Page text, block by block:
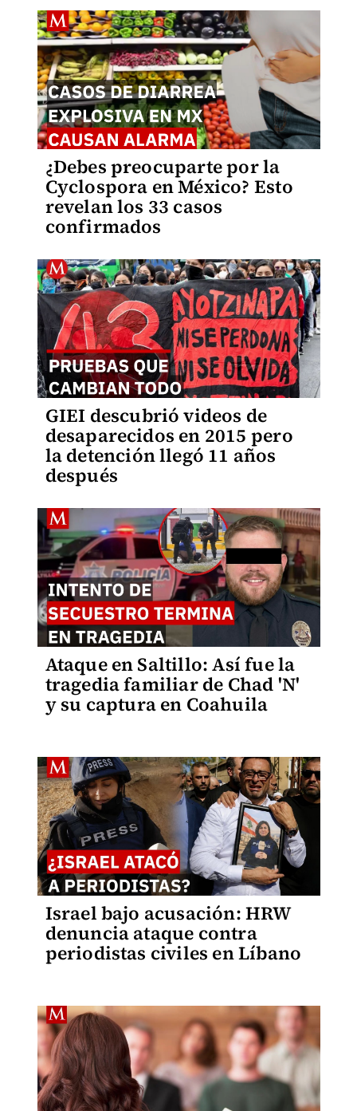
¿Debes preocuparte por la
Cyclospora en México? Esto
revelan los 33 casos
confirmados
GIEI descubrió videos de
desaparecidos en 2015 pero
la detención llegó 11 años
después
Ataque en Saltillo: Así fue la
tragedia familiar de Chad 'N'
y su captura en Coahuila
Israel bajo acusación: HRW
denuncia ataque contra
periodistas civiles en Líbano